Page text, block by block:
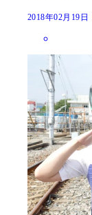
2018年02月19日